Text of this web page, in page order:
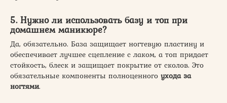
5. Нужно ли использовать базу и топ при
домашнем маникюре?
Да, обязательно. База защищает ногтевую пластину и
обеспечивает лучшее сцепление с лаком, а топ придает
стойкость, блеск и защищает покрытие от сколов. Это
обязательные компоненты полноценного ухода за
ногтями.